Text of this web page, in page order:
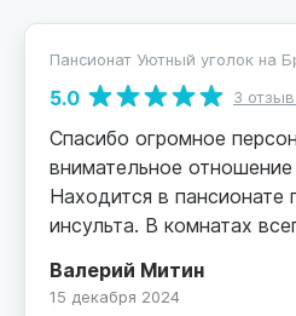
Пансионат Уютный уголок на
5.0 3
Спасибо огромное
внимательное
Находится в пансионате
инсульта. В комнатах
доброжелательная
Валерий Митин
15 декабря 2024